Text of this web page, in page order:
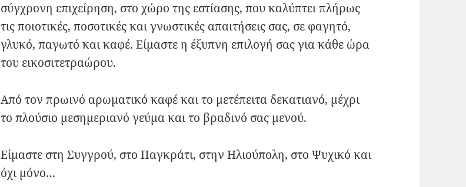
σύγχρονη επιχείρηση, στο χώρο της εστίασης, που καλύπτει πλήρως
τις ποιοτικές, ποσοτικές και γνωστικές απαιτήσεις σας, σε φαγητό,
γλυκό, παγωτό και καφέ. Είμαστε η έξυπνη επιλογή σας για κάθε ώρα
του εικοσιτετραώρου.
Από τον πρωινό αρωματικό καφέ και το μετέπειτα δεκατιανό, μέχρι
το πλούσιο μεσημεριανό γεύμα και το βραδινό σας μενού.
Είμαστε στη Συγγρού, στο Παγκράτι, στην Ηλιούπολη, στο Ψυχικό και
όχι μόνο…